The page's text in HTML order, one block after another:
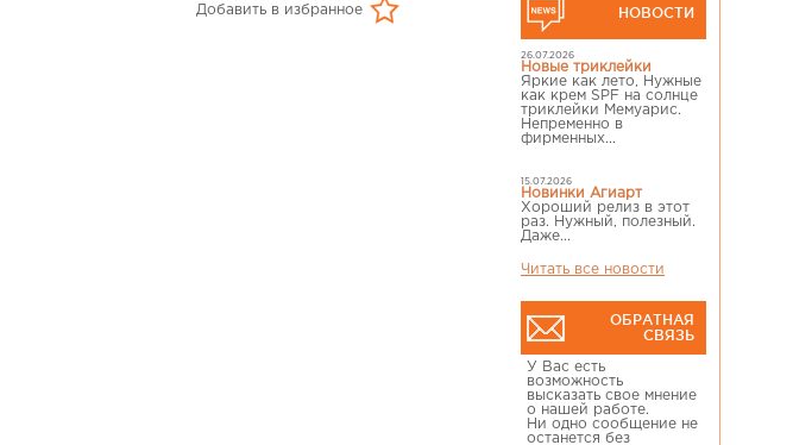
НОВОСТИ
26.07.2026
Новые триклейки
Яркие как лето, Нужные
как крем SPF на солнце
триклейки Мемуарис.
Непременно в
фирменных...
15.07.2026
Новинки Агиарт
Хороший релиз в этот
раз. Нужный, полезный.
Даже...
Читать все новости
ОБРАТНАЯ
СВЯЗЬ
У Вас есть
возможность
высказать свое мнение
о нашей работе.
Ни одно сообщение не
останется без
Добавить в избранное